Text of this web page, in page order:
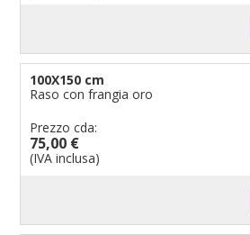
100X150 cm
Raso con frangia oro
Prezzo cda:
75,00 €
(IVA inclusa)